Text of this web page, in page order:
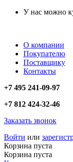
У нас можно
О компании
Покупателю
Поставщику
Контакты
+7 495 241-09-97
+7 812 424-32-46
Заказать звонок
Войти или
Корзина пуста
Корзина пуста